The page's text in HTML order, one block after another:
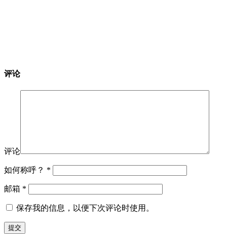
评论
评论
如何称呼？ *
邮箱 *
保存我的信息，以便下次评论时使用。